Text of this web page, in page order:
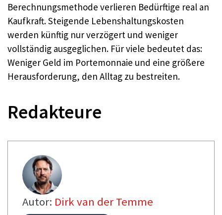
Berechnungsmethode verlieren Bedürftige real an
Kaufkraft. Steigende Lebenshaltungskosten
werden künftig nur verzögert und weniger
vollständig ausgeglichen. Für viele bedeutet das:
Weniger Geld im Portemonnaie und eine größere
Herausforderung, den Alltag zu bestreiten.
Redakteure
Autor: Dirk van der Temme